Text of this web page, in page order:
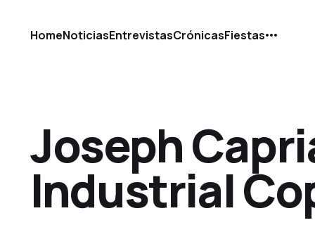
HomeNoticiasEntrevistasCrónicasFiestas
Joseph
Industrial